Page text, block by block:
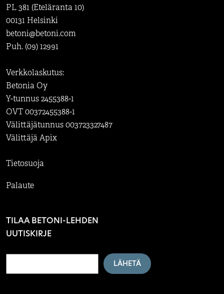
PL 381 (Eteläranta 10)
00131 Helsinki
betoni@betoni.com
Puh. (09) 12991
Verkkolaskutus:
Betonia Oy
Y-tunnus 2455388-1
OVT 00372455388-1
Välittäjätunnus 003723327487
Välittäjä Apix
Tietosuoja
Palaute
TILAA BETONI-LEHDEN
UUTISKIRJE
LÄHETÄ